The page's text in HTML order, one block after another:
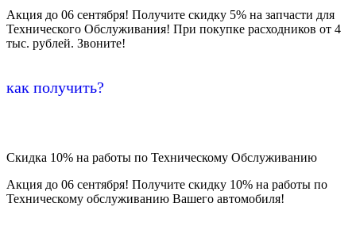
Акция до 06 сентября! Получите скидку 5% на запчасти для
Технического Обслуживания! При покупке расходников от 4
тыс. рублей. Звоните!
как получить?
Скидка 10% на работы по Техническому Обслуживанию
Акция до 06 сентября! Получите скидку 10% на работы по
Техническому обслуживанию Вашего автомобиля!